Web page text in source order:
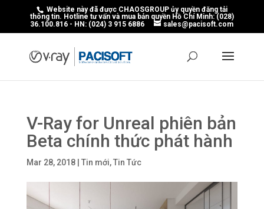
Website này đã được CHAOSGROUP ủy quyền đăng tải
thông tin. Hotline tư vấn và mua bản quyền Hồ Chí Minh: (028)
36.100.816 - HN: (024) 3 915 6886
sales@pacisoft.com
V-Ray for Unreal phiên bản
Beta chính thức phát hành
Mar 28, 2018| Tin mới,Tin Tức